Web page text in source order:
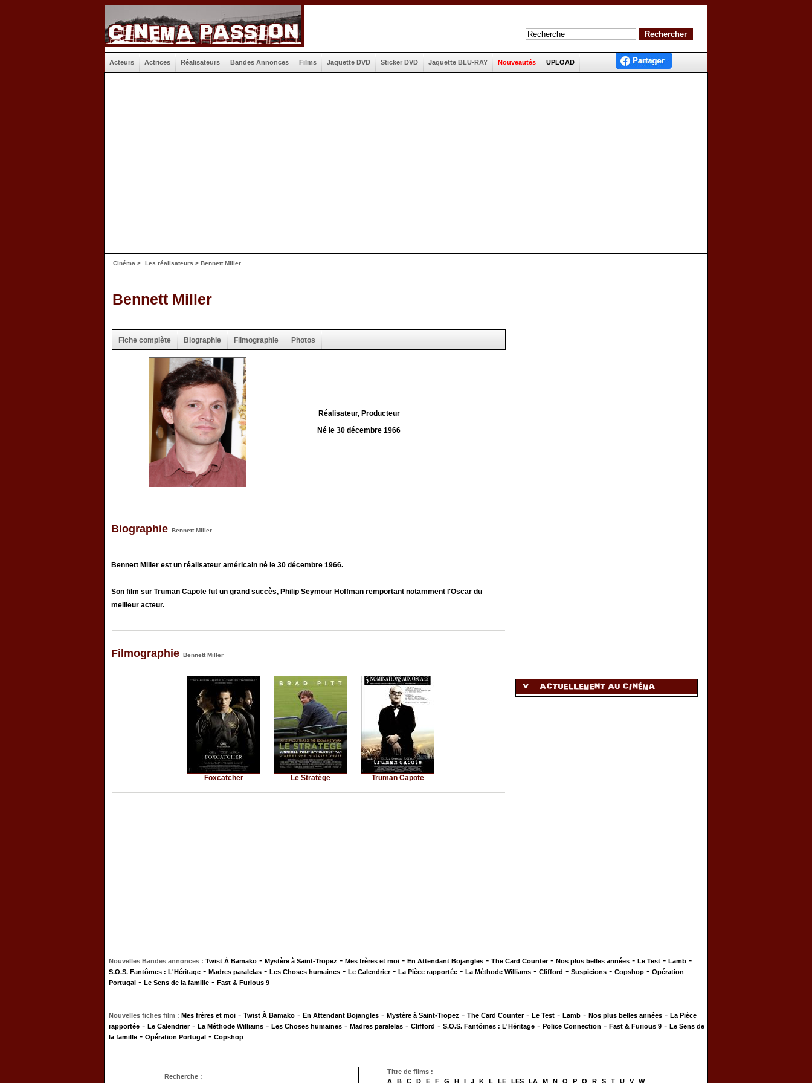
Acteurs Actrices Réalisateurs Bandes Annonces Films Jaquette DVD Sticker DVD Jaquette BLU-RAY Nouveautés UPLOAD
Cinéma > Les réalisateurs > Bennett Miller
Bennett Miller
Fiche complète Biographie Filmographie Photos
Réalisateur, Producteur
Né le 30 décembre 1966
Biographie Bennett Miller
Bennett Miller est un réalisateur américain né le 30 décembre 1966.
Son film sur Truman Capote fut un grand succès, Philip Seymour Hoffman remportant notamment l'Oscar du
meilleur acteur.
Filmographie Bennett Miller
Foxcatcher Le Stratège Truman Capote
Nouvelles Bandes annonces : Twist À Bamako - Mystère à Saint-Tropez - Mes frères et moi - En Attendant Bojangles - The Card Counter- Nos plus belles années - Le Test - Lamb -
S.O.S. Fantômes : L'Héritage - Madres paralelas - Les Choses humaines - Le Calendrier- La Pièce rapportée - La Méthode Williams - Clifford - Suspicions - Copshop - Opération
Portugal - Le Sens de la famille - Fast & Furious 9
Nouvelles fiches film : Mes frères et moi - Twist À Bamako - En Attendant Bojangles - Mystère à Saint-Tropez - The Card Counter- Le Test - Lamb - Nos plus belles années - La Pièce
rapportée - Le Calendrier- La Méthode Williams - Les Choses humaines - Madres paralelas - Clifford - S.O.S. Fantômes : L'Héritage - Police Connection - Fast & Furious 9 - Le Sens de
la famille - Opération Portugal - Copshop
Recherche :
Titre de films :
A
B C D E F G H I J K L LE LES LA M N O P Q R S T U V
W